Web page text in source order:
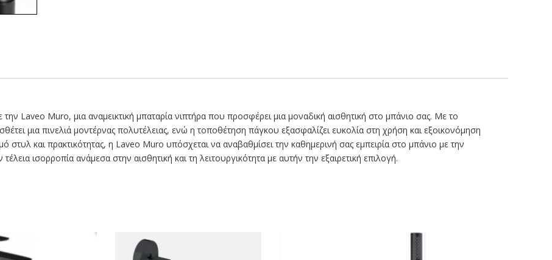
την Laveo Muro, μια αναμεικτική μπαταρία νιπτήρα που προσφέρει μια μοναδική αισθητική στο μπάνιο σας. Με το
μια πινελιά μοντέρνας πολυτέλειας, ενώ η τοποθέτηση πάγκου εξασφαλίζει ευκολία στη χρήση και εξοικονόμηση
και πρακτικότητας, η Laveo Muro υπόσχεται να αναβαθμίσει την καθημερινή σας εμπειρία στο μπάνιο με την
ισορροπία ανάμεσα στην αισθητική και τη λειτουργικότητα με αυτήν την εξαιρετική επιλογή.